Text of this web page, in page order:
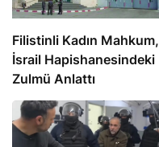
Filistinli Kadın Mahkum,
İsrail Hapishanesindeki
Zulmü Anlattı